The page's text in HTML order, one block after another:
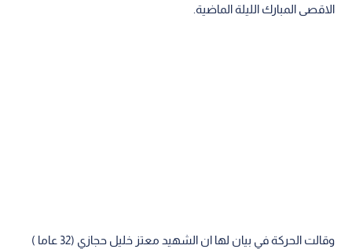
الاقصى المبارك الليلة الماضية.
وقالت الحركة في بيان لها ان الشهيد معتز خليل حجازي (32 عاما )